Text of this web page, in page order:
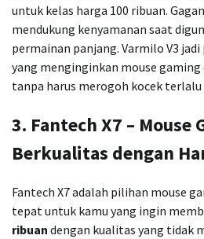
untuk kelas harga 100 ribuan.
mendukung kenyamanan saat
permainan panjang. Varmilo V3
yang menginginkan mouse
tanpa harus merogoh kocek terlalu
3. Fantech X7 – Mouse
Berkualitas dengan
Fantech X7 adalah pilihan mouse
tepat untuk kamu yang ingin
ribuan dengan kualitas yang tidak